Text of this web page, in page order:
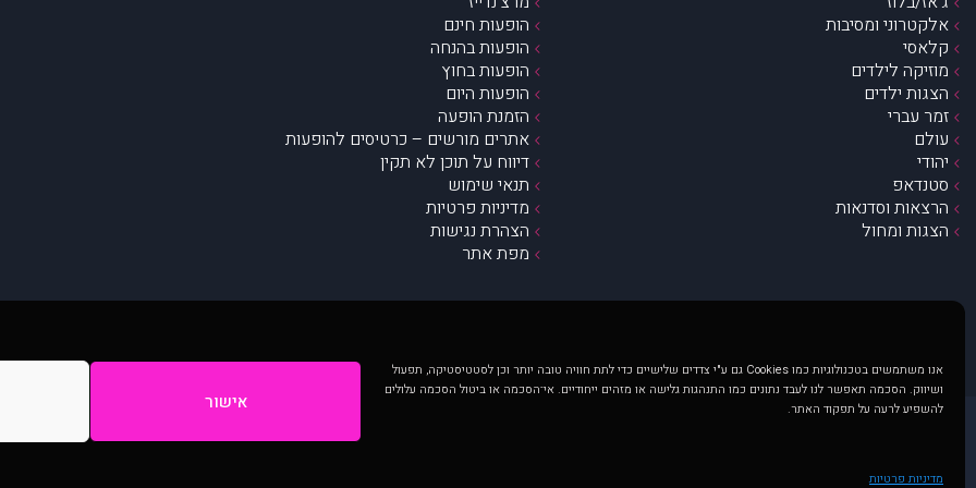
אנו משתמשים בטכנולוגיות כמו Cookies גם ע"י צדדים שלישיים כדי לתת חוויה טובה יותר וכן לסטטיסטיקה, תפעול
ושיווק. הסכמה תאפשר לנו לעבד נתונים כמו התנהגות גלישה או מזהים ייחודיים. אי־הסכמה או ביטול הסכמה עלולים
להשפיע לרעה על תפקוד האתר.
אישור
מדיניות פרטיות
אלקטרוני ומסיבות
קלאסי
מוזיקה לילדים
הצגות ילדים
זמר עברי
עולם
יהודי
סטנדאפ
הרצאות וסדנאות
הצגות ומחול
הופעות חינם
הופעות בהנחה
הופעות בחוץ
הופעות היום
הזמנת הופעה
אתרים מורשים – כרטיסים להופעות
דיווח על תוכן לא תקין
תנאי שימוש
מדיניות פרטיות
הצהרת נגישות
מפת אתר